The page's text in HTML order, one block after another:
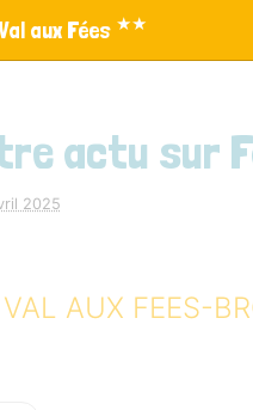
aux Fées ★★
actu sur
2025
AUX FEES-